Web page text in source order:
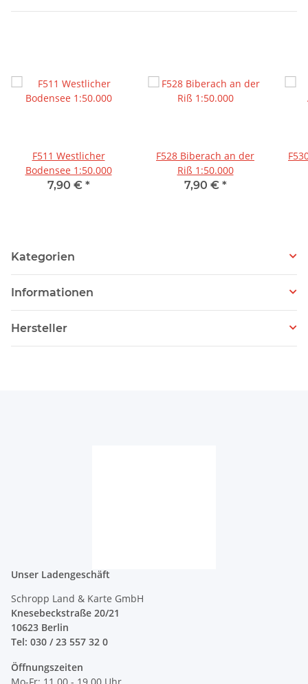
F511 Westlicher
Bodensee 1:50.000
7,90 € *
F528 Biberach an der
Riß 1:50.000
7,90 € *
Kategorien
Informationen
Hersteller
Unser Ladengeschäft
Schropp Land & Karte GmbH
Knesebeckstraße 20/21
10623 Berlin
Tel: 030 / 23 557 32 0
Öffnungszeiten